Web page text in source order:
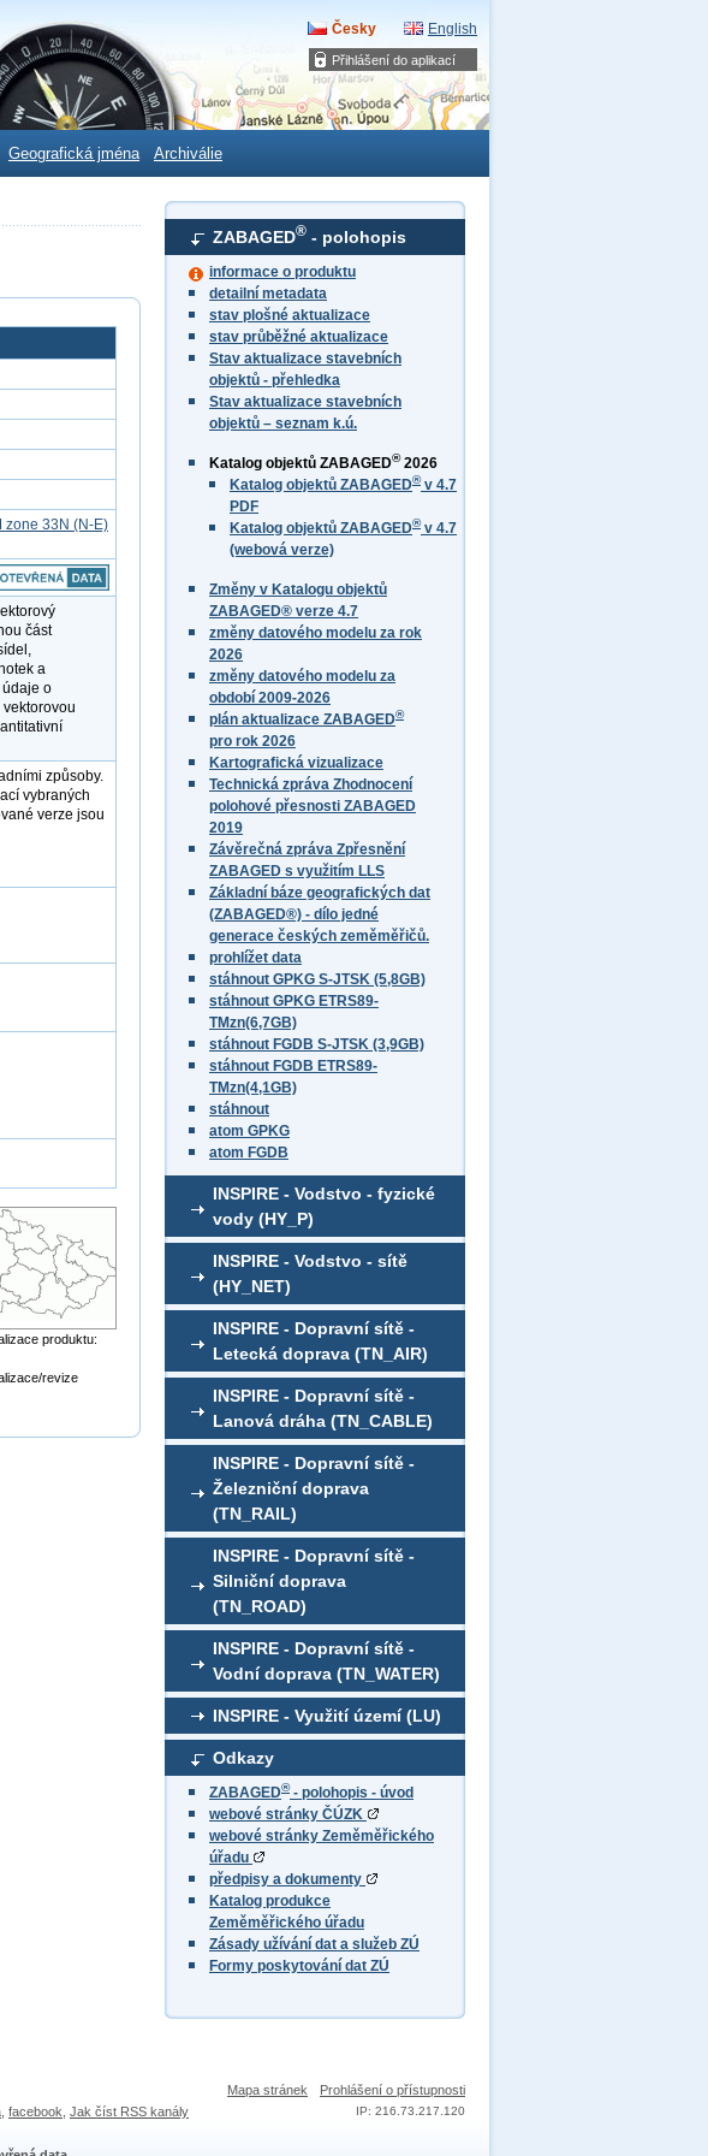
Přihlášení do aplikací
Česky English
Geografická jména Archiválie
ZABAGED® - polohopis
informace o produktu
detailní metadata
stav plošné aktualizace
stav průběžné aktualizace
Stav aktualizace stavebních
objektů - přehledka
Stav aktualizace stavebních
objektů – seznam k.ú.
Katalog objektů ZABAGED®2026
Katalog objektů ZABAGED®v 4.7
PDF
Katalog objektů ZABAGED®v 4.7
(webová verze)
Změny v Katalogu objektů
ZABAGED® verze 4.7
změny datového modelu za rok
2026
změny datového modelu za
období 2009-2026
plán aktualizace ZABAGED®
pro rok 2026
Kartografická vizualizace
Technická zpráva Zhodnocení
polohové přesnosti ZABAGED
2019
Závěrečná zpráva Zpřesnění
ZABAGED s využitím LLS
Základní báze geografických dat
(ZABAGED®) - dílo jedné
generace českých zeměměřičů.
prohlížet data
stáhnout GPKG S-JTSK (5,8GB)
stáhnout GPKG ETRS89-
TMzn(6,7GB)
stáhnout FGDB S-JTSK (3,9GB)
stáhnout FGDB ETRS89-
TMzn(4,1GB)
stáhnout
atom GPKG
atom FGDB
INSPIRE - Vodstvo - fyzické
vody (HY_P)
INSPIRE - Vodstvo - sítě
(HY_NET)
INSPIRE - Dopravní sítě -
Letecká doprava (TN_AIR)
INSPIRE - Dopravní sítě -
Lanová dráha (TN_CABLE)
INSPIRE - Dopravní sítě -
Železniční doprava
(TN_RAIL)
INSPIRE - Dopravní sítě -
Silniční doprava
(TN_ROAD)
INSPIRE - Dopravní sítě -
Vodní doprava (TN_WATER)
INSPIRE - Využití území (LU)
Odkazy
ZABAGED®- polohopis - úvod
webové stránky ČÚZK
webové stránky Zeměměřického
úřadu
předpisy a dokumenty
Katalog produkce
Zeměměřického úřadu
Zásady užívání dat a služeb ZÚ
Formy poskytování dat ZÚ
zone 33N (N-E)
část
a
o
způsoby.
vybraných
verze jsou
produktu:
revize
Mapa stránek Prohlášení o přístupnosti
IP: 216.73.217.120
facebook Jak číst RSS kanály